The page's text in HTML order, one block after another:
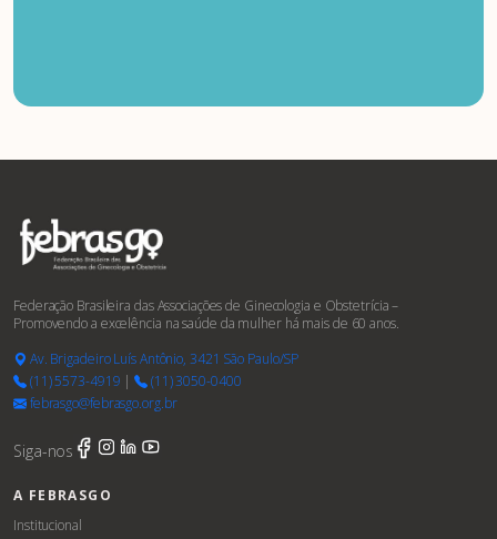
Federação Brasileira das Associações de Ginecologia e Obstetrícia –
Promovendo a excelência na saúde da mulher há mais de 60 anos.
Av. Brigadeiro Luís Antônio, 3421 São Paulo/SP
(11) 5573-4919 |
(11) 3050-0400
febrasgo@febrasgo.org.br
Siga-nos
A FEBRASGO
Institucional